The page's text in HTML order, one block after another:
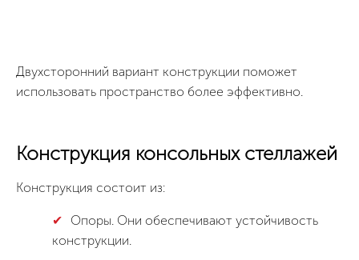
Двухсторонний вариант конструкции поможет
использовать пространство более эффективно.
Конструкция консольных стеллажей
Конструкция состоит из:
Опоры. Они обеспечивают устойчивость
конструкции.